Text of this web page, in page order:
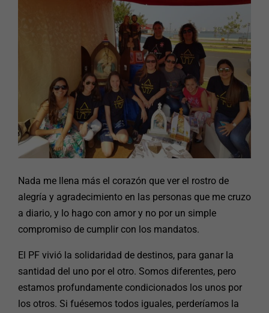
Nada me llena más el corazón que ver el rostro de
alegría y agradecimiento en las personas que me cruzo
a diario, y lo hago con amor y no por un simple
compromiso de cumplir con los mandatos.
El PF vivió la solidaridad de destinos, para ganar la
santidad del uno por el otro. Somos diferentes, pero
estamos profundamente condicionados los unos por
los otros. Si fuésemos todos iguales, perderíamos la